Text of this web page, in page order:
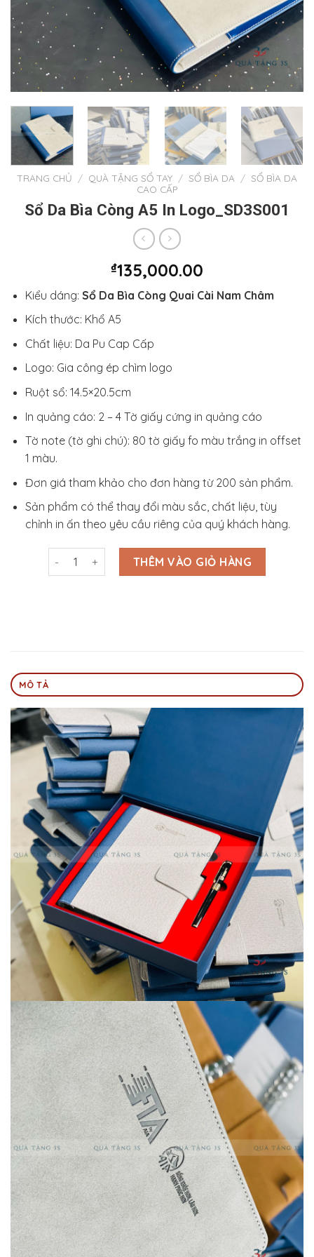
TRANG CHỦ / QUÀ TẶNG SỔ TAY / SỔ BÌA DA / SỔ BÌA DA
CAO CẤP
Sổ Da Bìa Còng A5 In Logo_SD3S001
₫135,000.00
Kiểu dáng: Sổ Da Bìa Còng Quai Cài Nam Châm
Kích thước: Khổ A5
Chất liệu: Da Pu Cap Cấp
Logo: Gia công ép chìm logo
Ruột sổ: 14.5×20.5cm
In quảng cáo: 2 – 4 Tờ giấy cứng in quảng cáo
Tờ note (tờ ghi chú): 80 tờ giấy fo màu trắng in offset
1 màu.
Đơn giá tham khảo cho đơn hàng từ 200 sản phẩm.
Sản phẩm có thể thay đổi màu sắc, chất liệu, tùy
chỉnh in ấn theo yêu cầu riêng của quý khách hàng.
Sổ Da Bìa Còng A5 In Logo_SD3S001 số lượng
THÊM VÀO GIỎ HÀNG
MÔ TẢ